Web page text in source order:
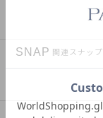
SNAP 関連スナップ